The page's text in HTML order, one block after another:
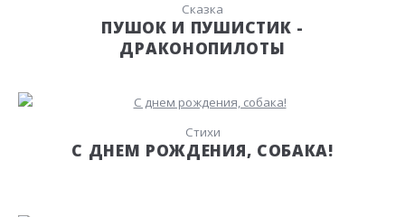
Сказка
ПУШОК И ПУШИСТИК -
ДРАКОНОПИЛОТЫ
Стихи
С ДНЕМ РОЖДЕНИЯ, СОБАКА!